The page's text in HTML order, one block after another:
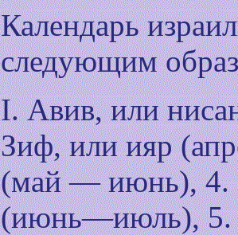
Календарь
следующим
I. Авив, или
Зиф, или ияр
(май — июнь), 4.
(июнь—июль), 5.